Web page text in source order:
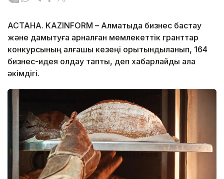
АСТАНА. KAZINFORM – Алматыда бизнес бастау
және дамытуға арналған мемлекеттік гранттар
конкурсының алғашқы кезеңі қорытындыланып, 164
бизнес-идея қолдау тапты, деп хабарлайды қала
әкімдігі.